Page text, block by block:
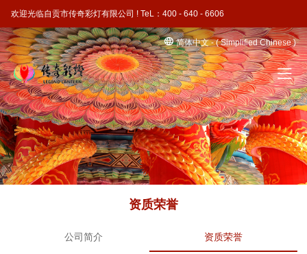
欢迎光临自贡市传奇彩灯有限公司 ! TeL：400 - 640 - 6606
简体中文 - ( Simplified Chinese )
资质荣誉
公司简介 资质荣誉